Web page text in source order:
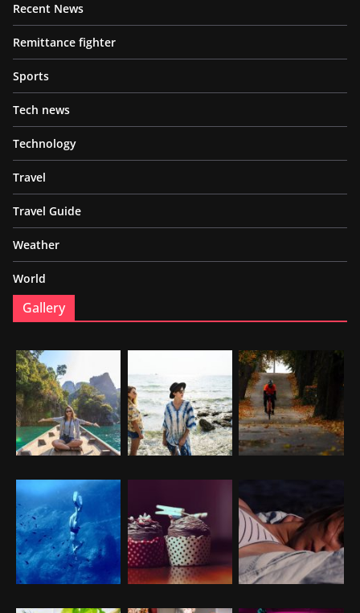
Recent News
Remittance fighter
Sports
Tech news
Technology
Travel
Travel Guide
Weather
World
Gallery